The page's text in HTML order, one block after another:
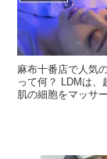
麻布十番店で人気の
って何？ LDMは、超音波を高速で切り替えながら当てることで、 ・
肌の細胞をマッサージする ・コラーゲン生成を